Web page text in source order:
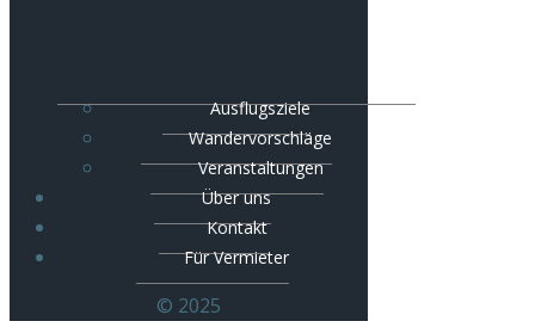
Ausflugsziele
Wandervorschläge
Veranstaltungen
Über uns
Kontakt
Für Vermieter
© 2025